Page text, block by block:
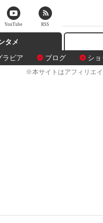
タメ
ラビア ブログ シ
※本サイトはアフィリエ
YouTube RSS